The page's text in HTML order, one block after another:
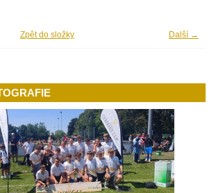
Další →
Zpět do složky